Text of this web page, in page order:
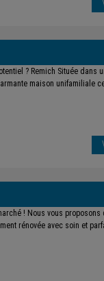
? Remich Située dans
maison unifamiliale
! Nous vous proposons
rénovée avec soin et